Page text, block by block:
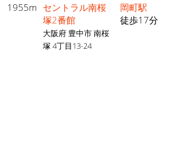
1955m セントラル南桜
塚2番館
大阪府 豊中市 南桜
塚 4丁目13-24
岡町駅
徒歩17分